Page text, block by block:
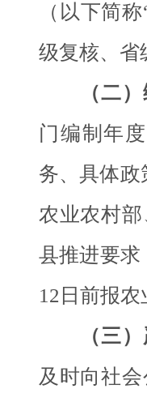
（以下简
级复核、省
（二）
门编制年
务、具体政
农业农村
县推进要求
12日前报
（三）
及时向社